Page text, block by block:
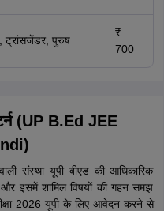
ट्रांसजेंडर, पुरुष
₹
700
(UP B.Ed JEE
संस्था यूपी बीएड की आधिकारिक
और इसमें शामिल विषयों की गहन समझ
2026 यूपी के लिए आवेदन करने से